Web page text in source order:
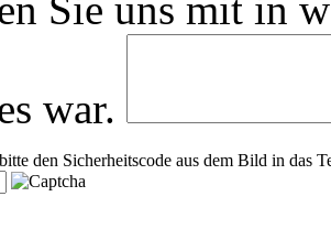
war.
den Sicherheitscode aus dem Bild in das